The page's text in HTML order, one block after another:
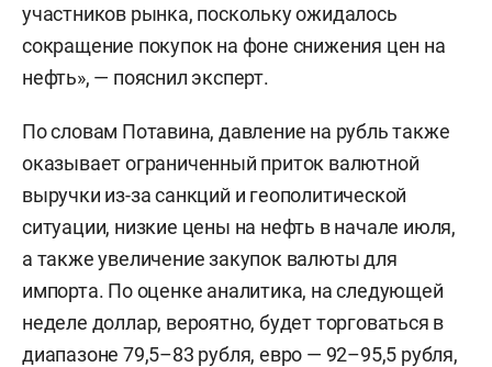
участников рынка, поскольку ожидалось
сокращение покупок на фоне снижения цен на
нефть», — пояснил эксперт.
По словам Потавина, давление на рубль также
оказывает ограниченный приток валютной
выручки из-за санкций и геополитической
ситуации, низкие цены на нефть в начале июля,
а также увеличение закупок валюты для
импорта. По оценке аналитика, на следующей
неделе доллар, вероятно, будет торговаться в
диапазоне 79,5–83 рубля, евро — 92–95,5 рубля,